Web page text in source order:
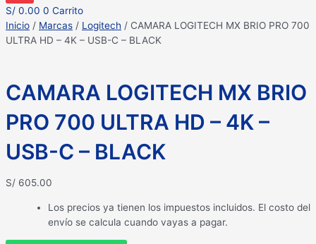
S/ 0.00 0 Carrito
Inicio / Marcas / Logitech / CAMARA LOGITECH MX BRIO PRO 700
ULTRA HD – 4K – USB-C – BLACK
CAMARA LOGITECH MX BRIO
PRO 700 ULTRA HD – 4K –
USB-C – BLACK
S/ 605.00
Los precios ya tienen los impuestos incluidos. El costo del
envío se calcula cuando vayas a pagar.